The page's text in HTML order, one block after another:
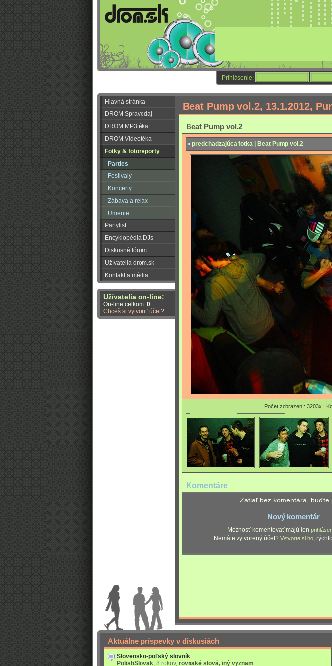
Prihlásenie:
Hlavná stránka
DROM Spravodaj
DROM MP3téka
DROM Videotéka
Fotky & fotoreporty
Parties
Festivaly
Koncerty
Zábava a relax
Umenie
Partylist
Encyklopédia DJs
Diskusné fórum
Užívatelia drom.sk
Kontakt a média
Užívatelia on-line:
On-line celkom: 0
Chceš si vytvoriť účet?
Beat Pump vol.2, 13.1.2012,
Beat Pump vol.2
« predchadzajúca fotka | Beat Pump vol.2
Počet zobrazení: 3203x |
Komentáre
Zatiaľ bez komentára, buďte
Nový komentár
Možnosť komentovať majú len
Nemáte vytvorený účet? Vytvorte si ho ,
Aktuálne príspevky v diskusiách
Slovensko-poľský slovník
PolishSlovak, 8 rokov, rovnaké slová, iný význam